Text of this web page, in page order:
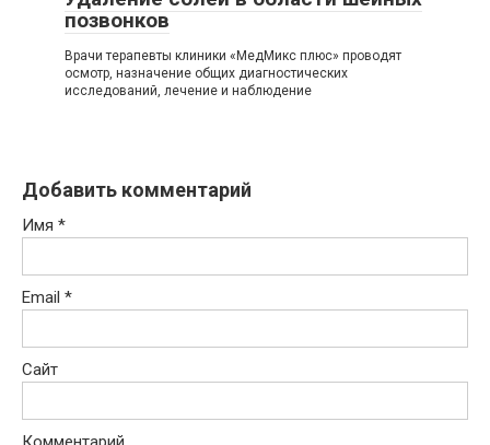
позвонков
Врачи терапевты клиники «МедМикс плюс» проводят
осмотр, назначение общих диагностических
исследований, лечение и наблюдение
Добавить комментарий
Имя *
Email *
Сайт